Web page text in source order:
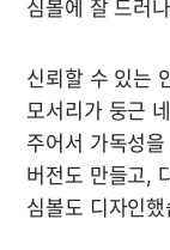
심볼에 잘 드러
신뢰할 수 있는
모서리가 둥근
주어서 가독성
버전도 만들고,
심볼도 디자인했